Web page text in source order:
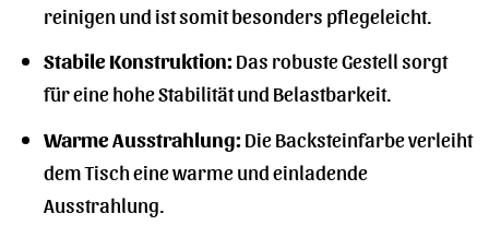
reinigen und ist somit besonders pflegeleicht.
Stabile Konstruktion:Das robuste Gestell sorgt
für eine hohe Stabilität und Belastbarkeit.
Warme Ausstrahlung:Die Backsteinfarbe verleiht
dem Tisch eine warme und einladende
Ausstrahlung.